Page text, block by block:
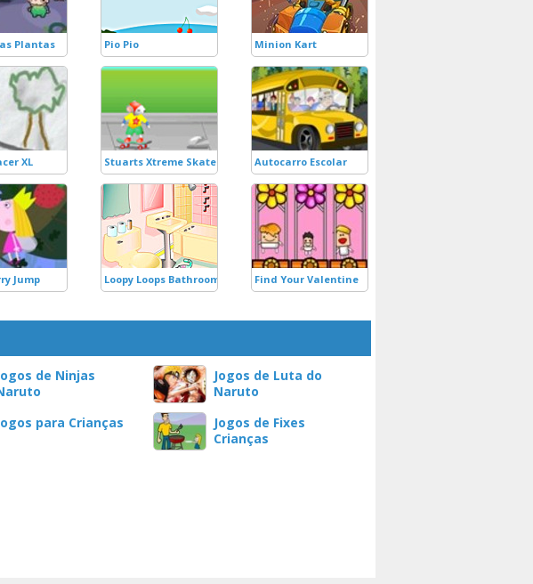
Plantas Pio Pio Minion Kart
XL Stuarts Xtreme SkateboardingAutocarro Escolar
Jump Loopy Loops Bathroom Find Your Valentine
de Ninjas
Jogos de Luta do
Naruto
para Crianças
Jogos de Fixes
Crianças